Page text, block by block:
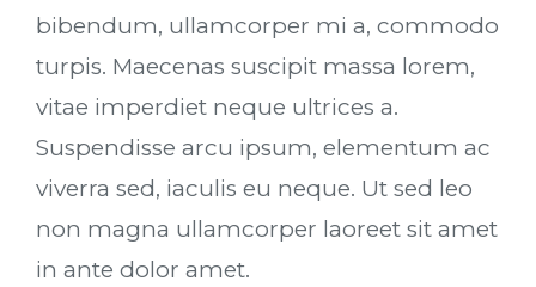
bibendum, ullamcorper mi a, commodo
turpis. Maecenas suscipit massa lorem,
vitae imperdiet neque ultrices a.
Suspendisse arcu ipsum, elementum ac
viverra sed, iaculis eu neque. Ut sed leo
non magna ullamcorper laoreet sit amet
in ante dolor amet.